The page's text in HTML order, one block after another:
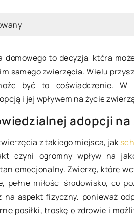
domowego to decyzja, która
samego zwierzęcia. Wielu
być to doświadczenie. W
i jej wpływem na życie
adopcji
z takiego miejsca, jak
czyni ogromny wpływ na
emocjonalny. Zwierzę, które
pełne miłości środowisko, co
na aspekt fizyczny, ponieważ
posiłki, troskę o zdrowie i
13 lutego 2025
Korzyści ekologiczne i
inwestycji w energię
Odkryj, jak energia
przyczynić się do ochrony
środowiska i jednocześnie
oszczędności finansowe.
dlaczego warto inwestować